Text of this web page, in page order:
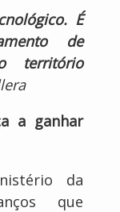
É
de
território
a ganhar
da
que